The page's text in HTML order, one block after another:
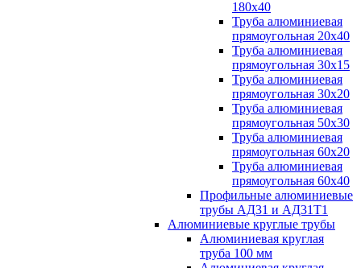
180x40
Труба алюминиевая
прямоугольная 20х40
Труба алюминиевая
прямоугольная 30x15
Труба алюминиевая
прямоугольная 30х20
Труба алюминиевая
прямоугольная 50х30
Труба алюминиевая
прямоугольная 60x20
Труба алюминиевая
прямоугольная 60х40
Профильные алюминиевые
трубы АД31 и АД31Т1
Алюминиевые круглые трубы
Алюминиевая круглая
труба 100 мм